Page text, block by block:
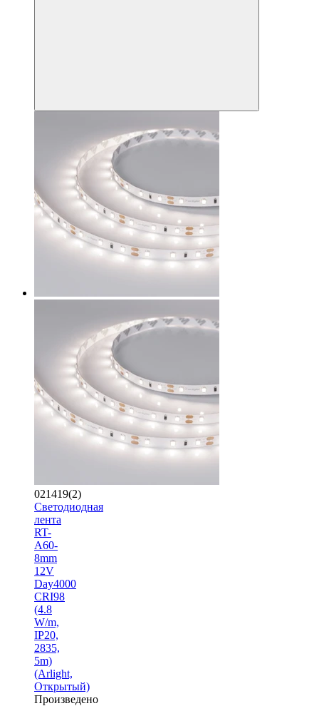
021419(2)
Светодиодная
лента
RT-
A60-
8mm
12V
Day4000
CRI98
(4.8
W/m,
IP20,
2835,
5m)
(Arlight,
Открытый)
Произведено